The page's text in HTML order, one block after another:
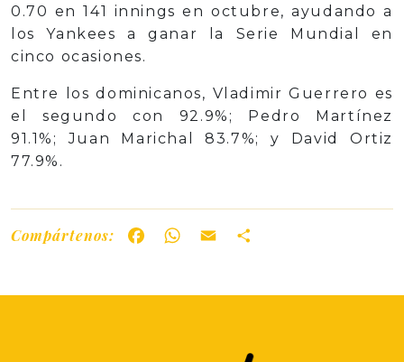
0.70 en 141 innings en octubre, ayudando a
los Yankees a ganar la Serie Mundial en
cinco ocasiones.
Entre los dominicanos, Vladimir Guerrero es
el segundo con 92.9%; Pedro Martínez
91.1%; Juan Marichal 83.7%; y David Ortiz
77.9%.
Compártenos: FacebookWhatsApp
Email